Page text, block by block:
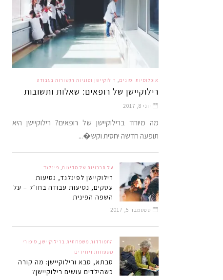
אוכלוסיות וסוגים, רילוקיישן וסוגיות הקשורות בעבודה
רילוקיישן של רופאים: שאלות ותשובות
יוני 8, 2017
מה מיוחד ברילוקיישן של רופאים? רילוקיישן היא
תופעה חדשה יחסית וקש�...
על תרבויות של מדינות, פינלנד
רילוקיישן לפינלנד, נסיעות
עסקים, נסיעות עבודה בחו"ל – על
השפה הפינית
ספטמבר 5, 2017
התמודדות משפחתית ברילוקיישן, סיפורי
משפחות ויחידים
סבתא, סבא ורילוקיישן: מה קורה
כשהילדים עושים רילוקיישן?